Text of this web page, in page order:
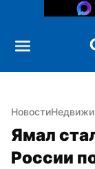
Новости
Ямал
России